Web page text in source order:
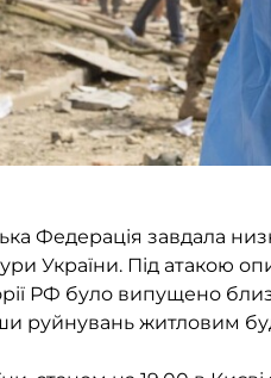
Федерація завдала
України. Під атакою
РФ було випущено
руйнувань житловим